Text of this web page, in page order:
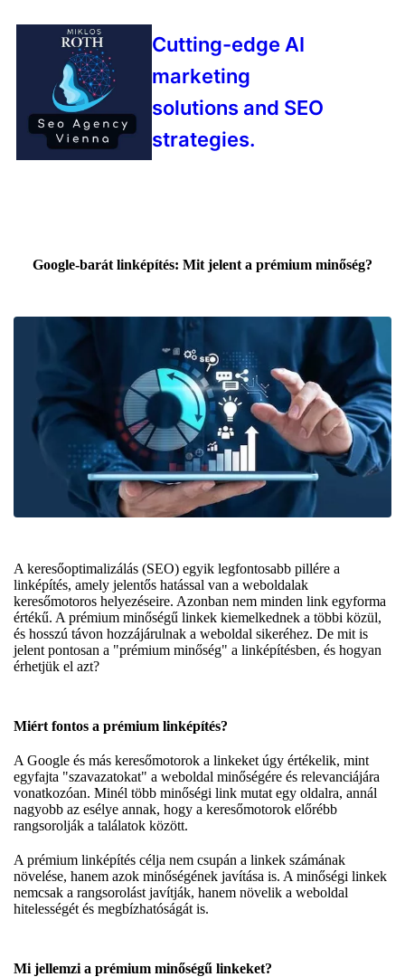
Cutting-edge AI
marketing
solutions and SEO
strategies.
Google-barát linképítés: Mit jelent a prémium minőség?
A keresőoptimalizálás (SEO) egyik legfontosabb pillére a
linképítés, amely jelentős hatással van a weboldalak
keresőmotoros helyezéseire. Azonban nem minden link egyforma
értékű. A prémium minőségű linkek kiemelkednek a többi közül,
és hosszú távon hozzájárulnak a weboldal sikeréhez. De mit is
jelent pontosan a "prémium minőség" a linképítésben, és hogyan
érhetjük el azt?
Miért fontos a prémium linképítés?
A Google és más keresőmotorok a linkeket úgy értékelik, mint
egyfajta "szavazatokat" a weboldal minőségére és relevanciájára
vonatkozóan. Minél több minőségi link mutat egy oldalra, annál
nagyobb az esélye annak, hogy a keresőmotorok előrébb
rangsorolják a találatok között.
A prémium linképítés célja nem csupán a linkek számának
növelése, hanem azok minőségének javítása is. A minőségi linkek
nemcsak a rangsorolást javítják, hanem növelik a weboldal
hitelességét és megbízhatóságát is.
Mi jellemzi a prémium minőségű linkeket?